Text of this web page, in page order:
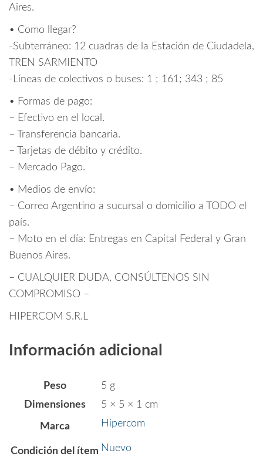
Aires.
• Como llegar?
-Subterráneo: 12 cuadras de la Estación de Ciudadela,
TREN SARMIENTO
-Líneas de colectivos o buses: 1 ; 161; 343 ; 85
• Formas de pago:
– Efectivo en el local.
– Transferencia bancaria.
– Tarjetas de débito y crédito.
– Mercado Pago.
• Medios de envío:
– Correo Argentino a sucursal o domicilio a TODO el
país.
– Moto en el día: Entregas en Capital Federal y Gran
Buenos Aires.
– CUALQUIER DUDA, CONSÚLTENOS SIN
COMPROMISO –
HIPERCOM S.R.L
Información adicional
Peso
5 g
Dimensiones
5 × 5 × 1 cm
Marca Hipercom
Condición del ítem Nuevo